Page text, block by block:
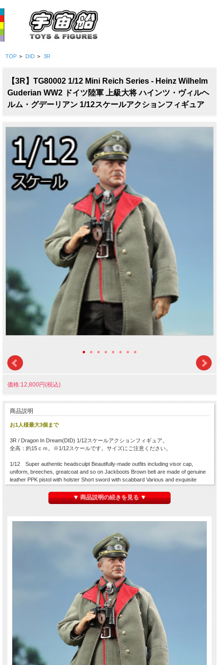
TOP > DID > 3R
【3R】TG80002 1/12 Mini Reich Series - Heinz Wilhelm
Guderian WW2 ドイツ陸軍 上級大将 ハインツ・ヴィルヘ
ルム・グデーリアン 1/12スケールアクションフィギュア
価格:12,800円(税込)
商品説明
お1人様最大3個まで
3R / Dragon In Dream(DID) 1/12スケールアクションフィギュア。
全高：約15ｃｍ。※1/12スケールです。サイズにご注意ください。
1/12 Super authentic headsculpt Beautifully-made outfits including visor cap,
uniform, breeches, greatcoat and so on Jackboots Brown belt are made of genuine
leather PPK pistol with holster Short sword with scabbard Various and exquisite
medals for Guderian
※付属ボディは１体のみです。
※簡単な組み立て作業を必要とする場合があります。対象年齢15歳以上
※塗装、関節の固さ・緩さ、縫製には個体差、左右差がある場合がございます。ご
※仕様は変更になる場合がございます。※画像は試作品です。実際の商品と異なる
※パッケージにダメージがございます。ご了承ください。
▼ 商品説明の続きを見る ▼